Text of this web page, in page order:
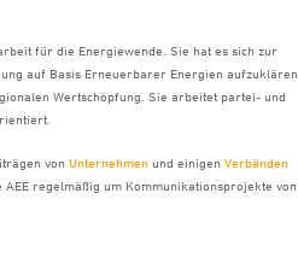
für die Energiewende. Sie hat es sich zur
auf Basis Erneuerbarer Energien aufzuklären
Wertschöpfung. Sie arbeitet partei- und
von Unternehmen und einigen Verbänden
regelmäßig um Kommunikationsprojekte von